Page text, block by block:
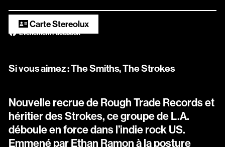
Carte Stereolux
Évènement Facebook
Si vous aimez : The Smiths, The Strokes
Nouvelle recrue de Rough Trade Records et
héritier des Strokes, ce groupe de L.A.
déboule en force dans l’indie rock US.
Emmené par Ethan Ramon à la posture
Scopitone
Prévention des violences et signalement
Association Songo
Résidences
Espace pro